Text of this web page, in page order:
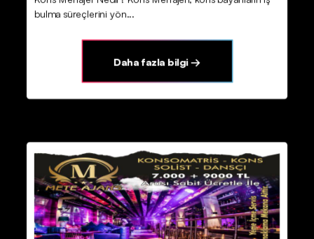
bulma süreçlerini yön...
Daha fazla bilgi →